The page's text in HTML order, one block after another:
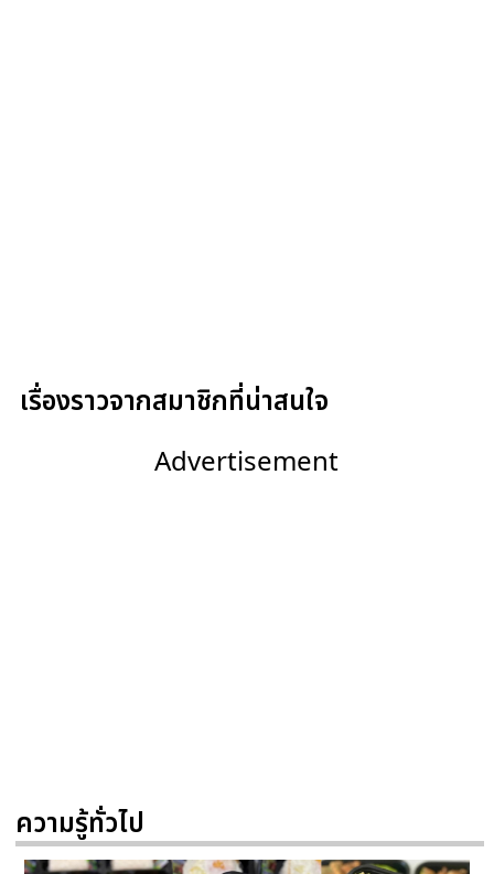
เรื่องราวจากสมาชิกที่น่าสนใจ
Advertisement
ความรู้ทั่วไป